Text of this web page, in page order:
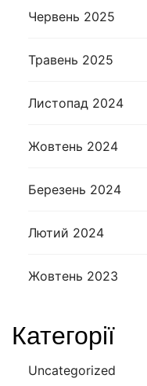
Червень 2025
Травень 2025
Листопад 2024
Жовтень 2024
Березень 2024
Лютий 2024
Жовтень 2023
Категорії
Uncategorized